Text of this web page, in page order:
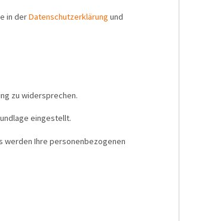
in derDatenschutzerklärung und
zu widersprechen.
eingestellt.
werden Ihre personenbezogenen